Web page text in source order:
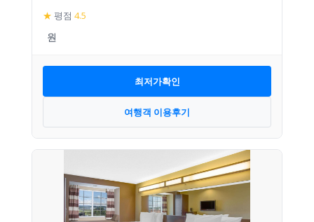
★ 평점 4.5
최저가확인
여행객 이용후기